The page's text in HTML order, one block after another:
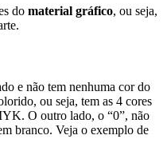
do material gráfico, ou seja,
e não tem nenhuma cor do
ou seja, tem as 4 cores
O outro lado, o “0”, não
branco. Veja o exemplo de